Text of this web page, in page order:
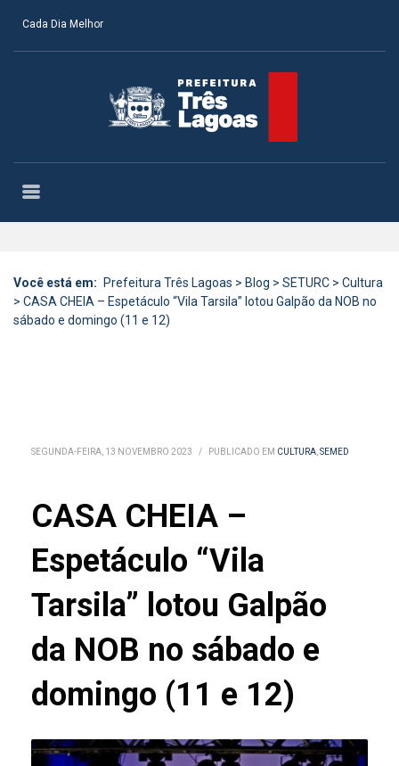
Cada Dia Melhor
Você está em: Prefeitura Três Lagoas > Blog > SETURC > Cultura
> CASA CHEIA – Espetáculo “Vila Tarsila” lotou Galpão da NOB no
sábado e domingo (11 e 12)
SEGUNDA-FEIRA, 13 NOVEMBRO 2023 / PUBLICADO EM CULTURA,SEMED
CASA CHEIA –
Espetáculo “Vila
Tarsila” lotou Galpão
da NOB no sábado e
domingo (11 e 12)